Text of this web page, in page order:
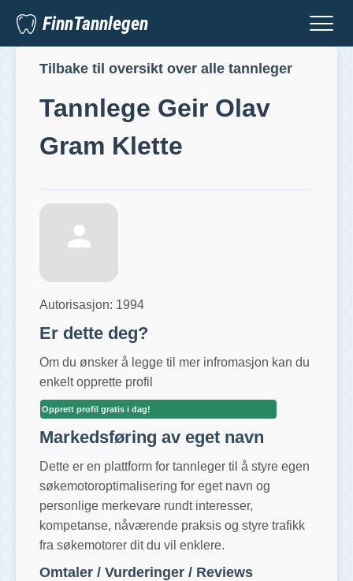
FinnTannlegen
Tilbake til oversikt over alle tannleger
Tannlege Geir Olav
Gram Klette
Autorisasjon: 1994
Er dette deg?
Om du ønsker å legge til mer infromasjon kan du
enkelt opprette profil
Opprett profil gratis i dag!
Markedsføring av eget navn
Dette er en plattform for tannleger til å styre egen
søkemotoroptimalisering for eget navn og
personlige merkevare rundt interesser,
kompetanse, nåværende praksis og styre trafikk
fra søkemotorer dit du vil enklere.
Omtaler / Vurderinger / Reviews